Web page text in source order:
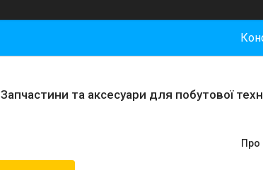
Запчастини та аксесуари для побутової
Про